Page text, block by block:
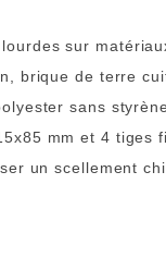
sur
brique de terre
sans
mm et 4 tiges
un scellement